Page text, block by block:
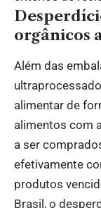
orgânicos
Além das
alimentar de
alimentos com
a ser
efetivamente
produtos
Brasil, o